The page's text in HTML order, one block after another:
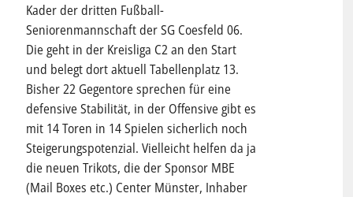
Kader der dritten Fußball-
Seniorenmannschaft der SG Coesfeld 06.
Die geht in der Kreisliga C2 an den Start
und belegt dort aktuell Tabellenplatz 13.
Bisher 22 Gegentore sprechen für eine
defensive Stabilität, in der Offensive gibt es
mit 14 Toren in 14 Spielen sicherlich noch
Steigerungspotenzial. Vielleicht helfen da ja
die neuen Trikots, die der Sponsor MBE
(Mail Boxes etc.) Center Münster, Inhaber